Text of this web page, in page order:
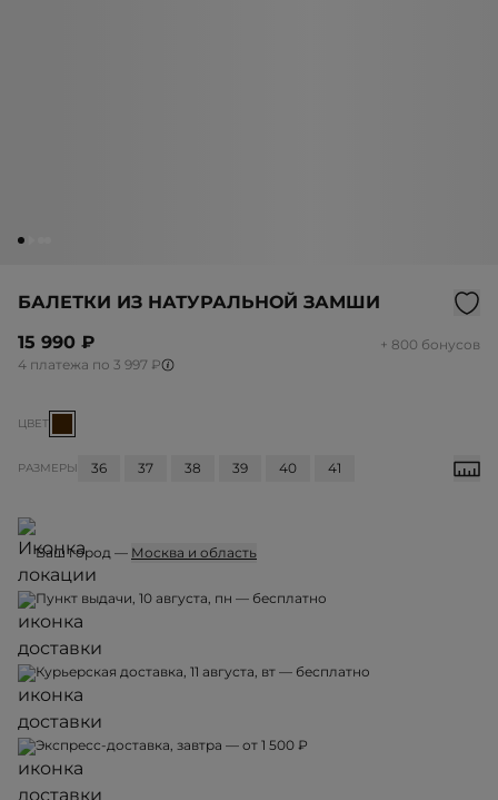
БАЛЕТКИ ИЗ НАТУРАЛЬНОЙ ЗАМШИ
15 990 ₽
+ 800 бонусов
4 платежа по 3 997 ₽
ЦВЕТ
РАЗМЕРЫ 36 37 38 39 40 41
Ваш город — Москва и область
Пункт выдачи, 10 августа, пн — бесплатно
Курьерская доставка, 11 августа, вт — бесплатно
Экспресс-доставка, завтра — от 1 500 ₽